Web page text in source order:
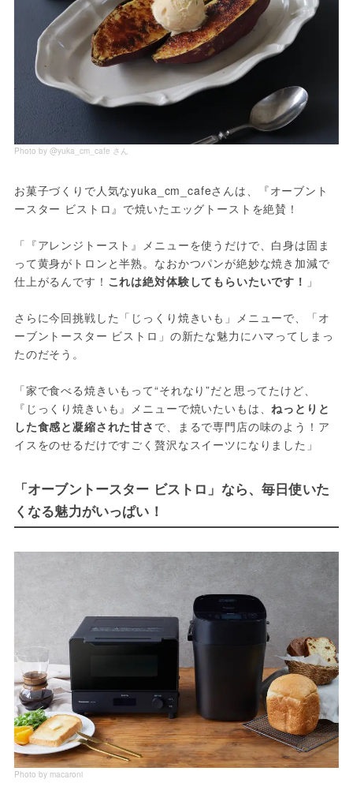
Photo by @yuka_cm_cafe さん
お菓子づくりで人気なyuka_cm_cafeさんは、『オーブント
ースター ビストロ』で焼いたエッグトーストを絶賛！
「『アレンジトースト』メニューを使うだけで、白身は固ま
って黄身がトロンと半熟。なおかつパンが絶妙な焼き加減で
仕上がるんです！ これは絶対体験してもらいたいです！ 」
さらに今回挑戦した「じっくり焼きいも」メニューで、「オ
ーブントースター ビストロ」の新たな魅力にハマってしまっ
たのだそう。
「家で食べる焼きいもって“それなり”だと思ってたけど、
『じっくり焼きいも』メニューで焼いたいもは、ねっとりと
した食感と凝縮された甘さ で、まるで専門店の味のよう！ア
イスをのせるだけですごく贅沢なスイーツになりました」
「オーブントースター ビストロ」なら、毎日使いた
くなる魅力がいっぱい！
Photo by macaroni